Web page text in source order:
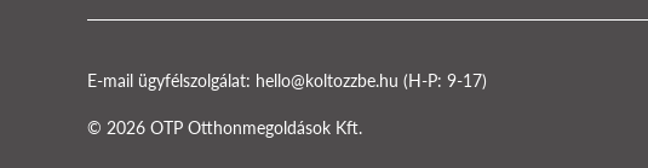
E-mail ügyfélszolgálat: hello@koltozzbe.hu (H-P: 9-17)
© 2026 OTP Otthonmegoldások Kft.